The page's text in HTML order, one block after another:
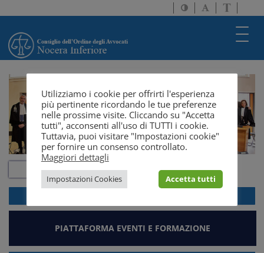
Attiva/disattiva
alto
Attiva/
dimensione
a
solo
PIATTAFORMA EVENTI E FORMAZIONE
Utilizziamo i cookie per offrirti l'esperienza
più pertinente ricordando le tue preferenze
nelle prossime visite. Cliccando su "Accetta
tutti", acconsenti all'uso di TUTTI i cookie.
Tuttavia, puoi visitare "Impostazioni cookie"
per fornire un consenso controllato.
Maggiori dettagli
Impostazioni Cookies Accetta tutti